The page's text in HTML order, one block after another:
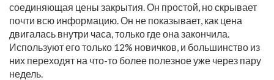
соединяющая цены закрытия. Он простой, но скрывает
почти всю информацию. Он не показывает, как цена
двигалась внутри часа, только где она закончила.
Используют его только 12% новичков, и большинство из
них переходят на что-то более полезное уже через пару
недель.